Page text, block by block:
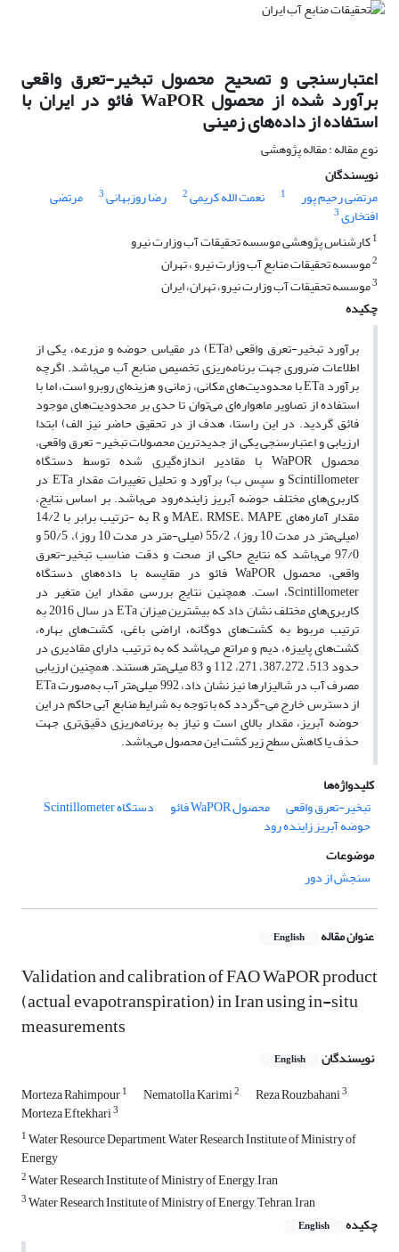
اعتبارسنجی و تصحیح محصول تبخیر-تعرق واقعی
برآورد شده از محصول WaPOR فائو در ایران با
استفاده از داده‌های زمینی
نوع مقاله : مقاله پژوهشی
نویسندگان
مرتضی رحیم پور
1 نعمت الله کریمی2 رضا روزبهانی3 مرتضی
افتخاری3
1کارشناس پژوهشی موسسه تحقیقات آب وزارت نیرو
2موسسه تحقیقات منابع آب وزارت نیرو ، تهران
3موسسه تحقیقات آب وزارت نیرو، تهران، ایران
چکیده
برآورد تبخیر-تعرق واقعی (ETa) در مقیاس حوضه و مزرعه، یکی از
اطلاعات ضروری جهت برنامه‌ریزی تخصیص منابع آب می‌باشد. اگرچه
برآورد ETa با محدودیت‌های مکانی، زمانی و هزینه‌ای روبرو است، اما با
استفاده از تصاویر ماهواره‌ای می‌توان تا حدی بر محدودیت‌های موجود
فائق گردید. در این راستا، هدف از در تحقیق حاضر نیز الف) ابتدا
ارزیابی و اعتبارسنجی یکی از جدیدترین محصولات تبخیر- تعرق واقعی،
محصول WaPOR با مقادیر اندازه‌گیری شده توسط دستگاه
Scintillometer و سپس ب) برآورد و تحلیل تغییرات مقدار ETa در
کاربری‌های مختلف حوضه آبریز زاینده‌رود می‌باشد. بر اساس نتایج،
مقدار آماره‌های MAE، RMSE، MAPE و R به -ترتیب برابر با 14/2
(میلی‌متر در مدت 10 روز)، 55/2 (میلی-متر در مدت 10 روز)، 50/5 و
97/0 می‌باشد که نتایج حاکی از صحت و دقت مناسب تبخیر-تعرق
واقعی، محصول WaPOR فائو در مقایسه با داده‌های دستگاه
Scintillometer، است. همچنین نتایج بررسی مقدار این متغیر در
کاربری‌های مختلف نشان داد که بیشترین میزان ETa در سال 2016 به
ترتیب مربوط به کشت‌های دوگانه، اراضی باغی، کشت‌های بهاره،
کشت‌های پاییزه، دیم و مراتع می‌باشد که به ترتیب دارای مقادیری در
حدود 513، 387،272، 271، 112 و 83 میلی‌متر هستند. همچنین ارزیابی
مصرف آب در شالیزارها نیز نشان داد، 992 میلی‌متر آب به‌صورت ETa
از دسترس خارج می-گردد که با توجه به شرایط منابع آبی حاکم در این
حوضه آبریز، مقدار بالای است و نیاز به برنامه‌ریزی دقیق‌تری جهت
حذف یا کاهش سطح زیر کشت این محصول می‌باشد.
کلیدواژه‌ها
تبخیر-تعرق واقعی
محصول WaPOR فائو دستگاه Scintillometer
حوضه آبریز زاینده رود
موضوعات
سنجش از دور
عنوان مقاله English
Validation and calibration of FAO WaPOR product
(actual evapotranspiration) in Iran using in-situ
measurements
نویسندگان English
Morteza Rahimpour1 Nematolla Karimi2 Reza Rouzbahani3
Morteza Eftekhari3
1Water Resource Department, Water Research Institute of Ministry of
Energy
2Water Research Institute of Ministry of Energy, Iran
3Water Research Institute of Ministry of Energy, Tehran, Iran
چکیده
English